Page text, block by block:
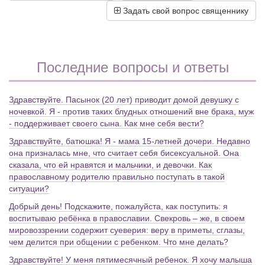
Задать свой вопрос священнику
Последние вопросы и ответы
Здравствуйте. Пасынок (20 лет) приводит домой девушку с
ночевкой. Я - против таких блудных отношений вне брака, муж
- поддерживает своего сына. Как мне себя вести?
Здравствуйте, батюшка! Я - мама 15-летней дочери. Недавно
она призналась мне, что считает себя бисексуальной. Она
сказала, что ей нравятся и мальчики, и девочки. Как
православному родителю правильно поступать в такой
ситуации?
Добрый день! Подскажите, пожалуйста, как поступить: я
воспитываю ребёнка в православии. Свекровь – же, в своем
мировоззрении содержит суеверия: веру в приметы, сглазы,
чем делится при общении с ребенком. Что мне делать?
Здравствуйте! У меня пятимесячный ребенок. Я хочу малыша